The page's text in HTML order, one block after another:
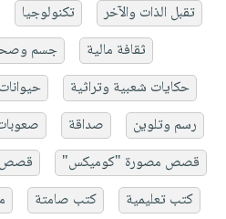
تقبل الذات والآخر
تكنولوجيا
ثقافة مالية
جسم
حكايات شعبية وتراثية
حيوانات
رسم وتلوين
صداقة
قصص مصورة "كوميكس"
قصص
كتب تعليمية
كتب صامتة